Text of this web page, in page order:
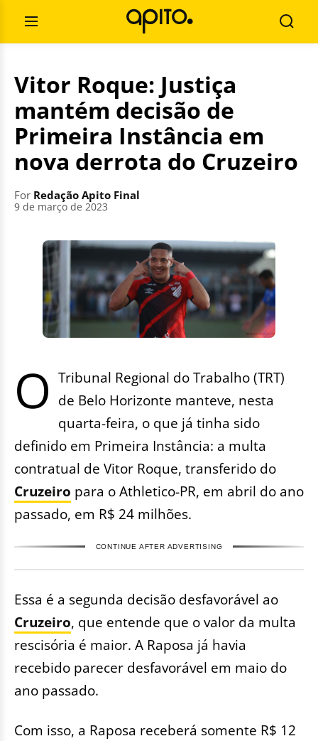
contentOpen
Menu
for:
Vitor Roque: Justiça
mantém decisão de
Primeira Instância em
nova derrota do Cruzeiro
For Redação Apito Final
9 de março de 2023
O Tribunal Regional do Trabalho (TRT)
de Belo Horizonte manteve, nesta
quarta-feira, o que já tinha sido
definido em Primeira Instância: a multa
contratual de Vitor Roque, transferido do
Cruzeiro para o Athletico-PR, em abril do ano
passado, em R$ 24 milhões.
CONTINUE AFTER ADVERTISING
Essa é a segunda decisão desfavorável ao
Cruzeiro, que entende que o valor da multa
rescisória é maior. A Raposa já havia
recebido parecer desfavorável em maio do
ano passado.
Com isso, a Raposa receberá somente R$ 12